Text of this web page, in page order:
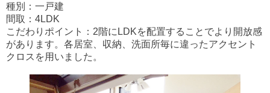
種別：一戸建
間取：4LDK
こだわりポイント：2階にLDKを配置することでより開放感
があります。各居室、収納、洗面所毎に違ったアクセント
クロスを用いました。